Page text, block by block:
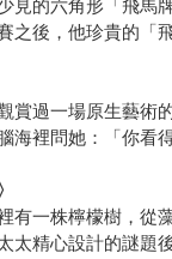
見的六角形「飛馬
之後，他珍貴的
賞過一場原生藝術
海裡問她：「你
有一株檸檬樹，從
太精心設計的謎